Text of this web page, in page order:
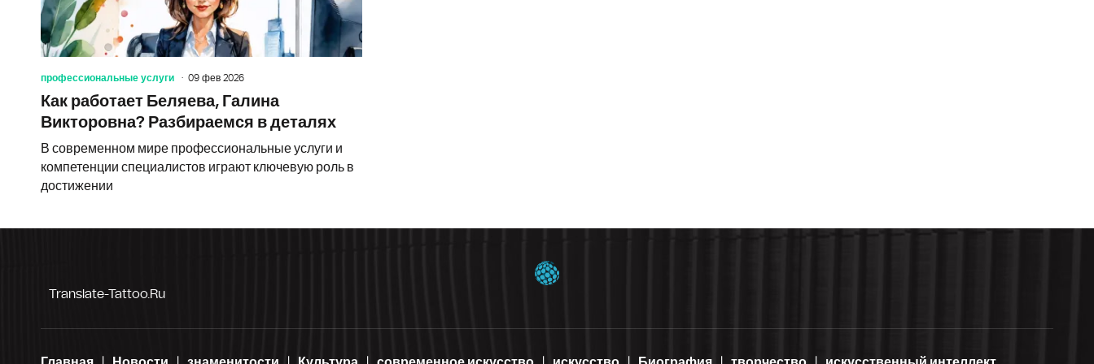
профессиональные услуги 09 фев 2026
Как работает Беляева, Галина
Викторовна? Разбираемся в деталях
В современном мире профессиональные услуги и
компетенции специалистов играют ключевую роль в
достижении
Translate-Tattoo.ru